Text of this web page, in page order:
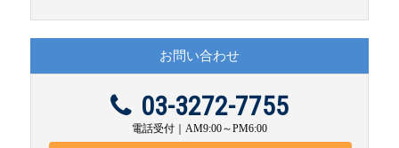
お問い合わせ
03-3272-7755
電話受付｜AM9:00～PM6:00